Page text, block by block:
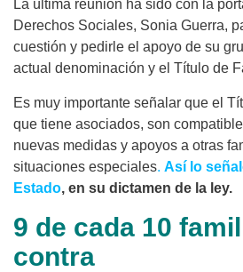
La última reunión ha sido con la
Derechos Sociales, Sonia Guerra,
cuestión y pedirle el apoyo de su
actual denominación y el Título de
Es muy importante señalar que el
que tiene asociados, son
nuevas medidas y apoyos a otras
situaciones especiales. Así lo
Estado, en su dictamen de la ley.
9 de cada 10
contra